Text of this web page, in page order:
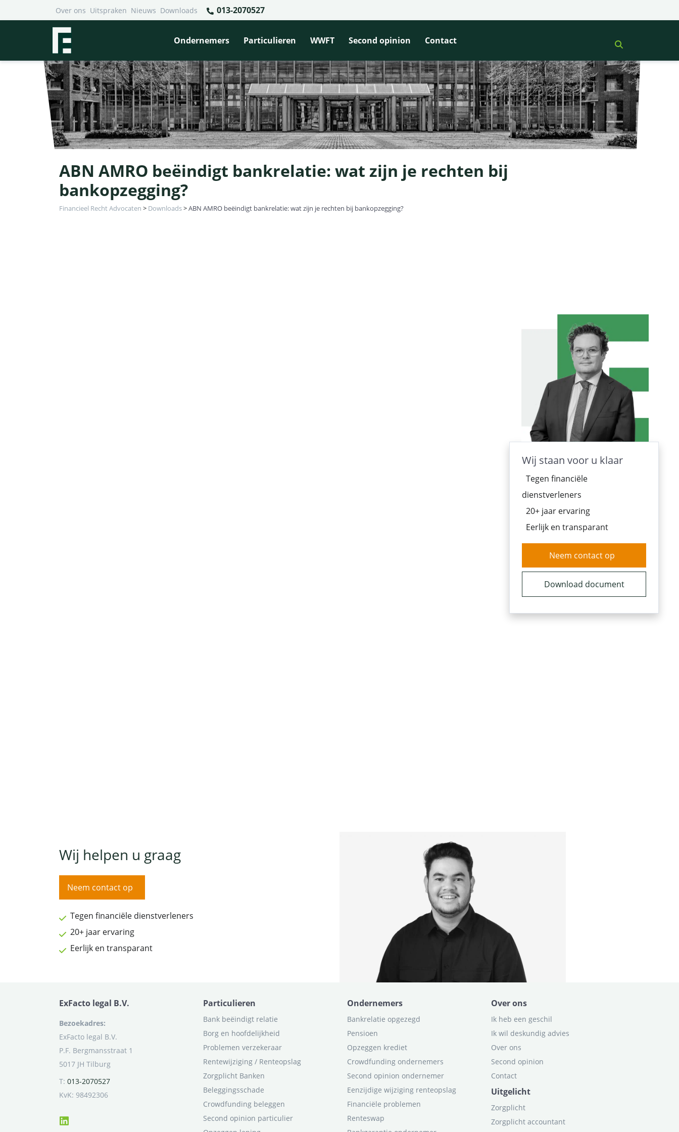
Over ons Uitspraken Nieuws Downloads 013-2070527
Ondernemers Particulieren WWFT Second opinion Contact
ABN AMRO beëindigt bankrelatie: wat zijn je rechten bij
bankopzegging?
Financieel Recht Advocaten > Downloads>ABN AMRO beëindigt bankrelatie: wat zijn je rechten bij bankopzegging?
Wij staan voor u klaar
Tegen financiële
dienstverleners
20+ jaar ervaring
Eerlijk en transparant
Neem contact op
Download document
Wij helpen u graag
Neem contact op
Tegen financiële dienstverleners
20+ jaar ervaring
Eerlijk en transparant
ExFacto legal B.V.
Bezoekadres:
ExFacto legal B.V.
P.F. Bergmansstraat 1
5017 JH Tilburg
T: 013-2070527
KvK: 98492306
Particulieren
Bank beëindigt relatie
Borg en hoofdelijkheid
Problemen verzekeraar
Rentewijziging / Renteopslag
Zorgplicht Banken
Beleggingsschade
Crowdfunding beleggen
Second opinion particulier
Ondernemers
Bankrelatie opgezegd
Pensioen
Opzeggen krediet
Crowdfunding ondernemers
Second opinion ondernemer
Eenzijdige wijziging renteopslag
Financiële problemen
Renteswap
Over ons
Ik heb een geschil
Ik wil deskundig advies
Over ons
Second opinion
Contact
Uitgelicht
Zorgplicht
Zorgplicht accountant